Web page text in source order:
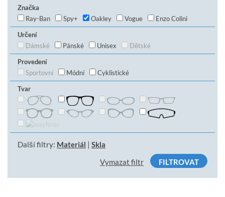
Značka
Ray-Ban
Spy+ Oakley Vogue
Enzo Colini
Určení
Dámské
Pánské Unisex
Dětské
Provedení
Sportovní
Módní
Cyklistické
Tvar
Další filtry: Materiál | Skla
Vymazat filtr
FILTROVAT